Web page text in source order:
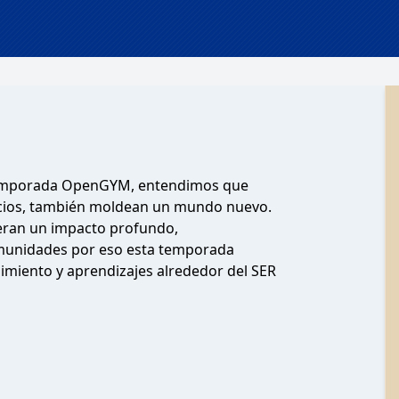
OpenGYM, entendimos que
también moldean un mundo nuevo.
un impacto profundo,
por eso esta temporada
y aprendizajes alrededor del SER